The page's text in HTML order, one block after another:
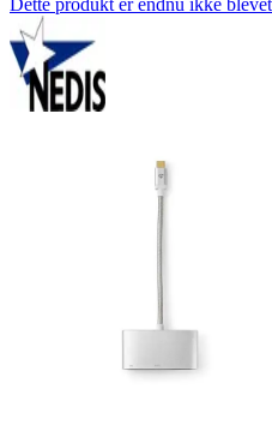
Dette produkt er endnu ikke